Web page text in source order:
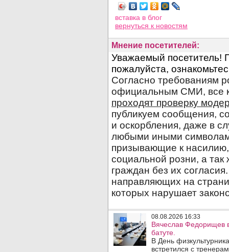
вставка в блог
вернуться к новостям
Мнение посетителей:
08.08.2026 16:33
Вячеслав Федорищев
батуте.
В День
встретился с